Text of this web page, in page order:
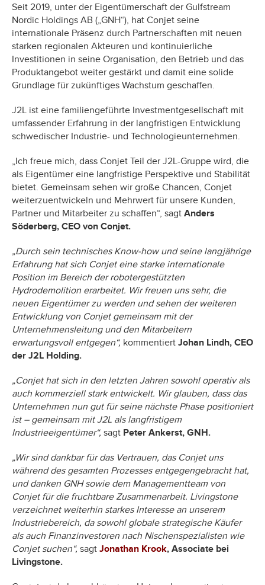
Seit 2019, unter der Eigentümerschaft der Gulfstream
Nordic Holdings AB („GNH“), hat Conjet seine
internationale Präsenz durch Partnerschaften mit neuen
starken regionalen Akteuren und kontinuierliche
Investitionen in seine Organisation, den Betrieb und das
Produktangebot weiter gestärkt und damit eine solide
Grundlage für zukünftiges Wachstum geschaffen.
J2L ist eine familiengeführte Investmentgesellschaft mit
umfassender Erfahrung in der langfristigen Entwicklung
schwedischer Industrie- und Technologieunternehmen.
„Ich freue mich, dass Conjet Teil der J2L-Gruppe wird, die
als Eigentümer eine langfristige Perspektive und Stabilität
bietet. Gemeinsam sehen wir große Chancen, Conjet
weiterzuentwickeln und Mehrwert für unsere Kunden,
Partner und Mitarbeiter zu schaffen“, sagt Anders
Söderberg, CEO von Conjet.
„Durch sein technisches Know-how und seine langjährige
Erfahrung hat sich Conjet eine starke internationale
Position im Bereich der robotergestützten
Hydrodemolition erarbeitet. Wir freuen uns sehr, die
neuen Eigentümer zu werden und sehen der weiteren
Entwicklung von Conjet gemeinsam mit der
Unternehmensleitung und den Mitarbeitern
erwartungsvoll entgegen“, kommentiert Johan Lindh, CEO
der J2L Holding.
„Conjet hat sich in den letzten Jahren sowohl operativ als
auch kommerziell stark entwickelt. Wir glauben, dass das
Unternehmen nun gut für seine nächste Phase positioniert
ist – gemeinsam mit J2L als langfristigem
Industrieeigentümer“, sagt Peter Ankerst, GNH.
„Wir sind dankbar für das Vertrauen, das Conjet uns
während des gesamten Prozesses entgegengebracht hat,
und danken GNH sowie dem Managementteam von
Conjet für die fruchtbare Zusammenarbeit. Livingstone
verzeichnet weiterhin starkes Interesse an unserem
Industriebereich, da sowohl globale strategische Käufer
als auch Finanzinvestoren nach Nischenspezialisten wie
Conjet suchen“, sagt Jonathan Krook, Associate bei
Livingstone.